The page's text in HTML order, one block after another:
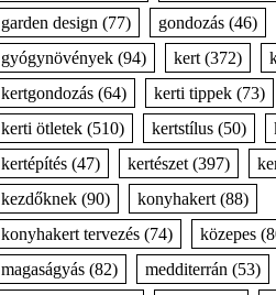
garden design (77) gondozás(46)
gyógynövények(94) kert(372)
kertgondozás(64) kerti tippek(73)
kerti ötletek(510) kertstílus(50)
kertépítés(47) kertészet(397)
kezdőknek(90) konyhakert(88)
konyhakert tervezés(74) közepes
magaságyás(82) medditerrán (53)